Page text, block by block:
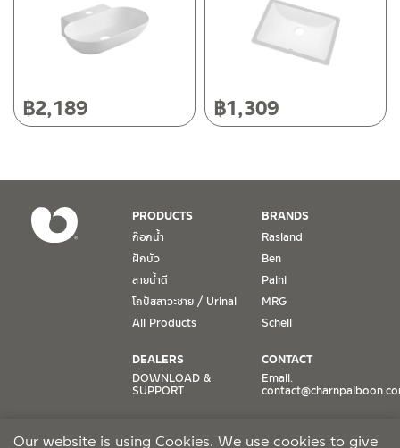
วันและเวลาทำการ
วันจันทร์ – วันศุกร์ เวลา 8:30-17:30 น.
วันเสาร์ เวลา 8:30-15:00 น.
เงื่อนไขการรับประกันสินค้าได้ หากไม่มีเอกสารดังกล่าว
2. การรับประกันสินค้า จะรับประกันฉพาะสินค้าที่อยู่ในสภาพการใช้งาน
ปกติ หากมีตำหนิ ชำรุด ร้าว ตกพื้น หรือสภาพภายนอกอยู่ในสภาพที่ใช้
งานไม่ได้ ทางบริษัทฯ ถือว่าไม่อยู่ในเงื่อนไขการรับประกัน
3. การรับประกันสินค้า จะรับประกันเฉพาะชิ้นส่วนที่แจ้ง เช่น ก๊อกน้ำ จะ
เปลี่ยนเฉพาะชิ้นส่วนที่รับประกันนั้นๆ
4. ในกรณีที่ทางบริษัทฯ ต้องชดเชยสินค้าชิ้นใหม่ให้ลูกค้า ทางบริษัทฯ จะ
หายให้กับลูกค้า หากมีวัสดุอุปกรณ์ที่เกี่ยวเนื่องกับสินค้าของบริษัทฯ ที่มี
฿2,189 ฿1,309
PRODUCTS
ก๊อกน้ำ
ฝักบัว
สายน้ำดี
โถปัสสาวะชาย / Urinal
All Products
BRANDS
Rasland
Ben
Paini
MRG
Schell
DEALERS
DOWNLOAD &
SUPPORT
CONTACT
Email.
Our website is using Cookies. We use cookies to give